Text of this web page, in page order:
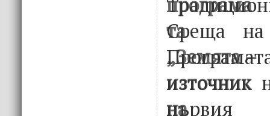
Среща на
източник